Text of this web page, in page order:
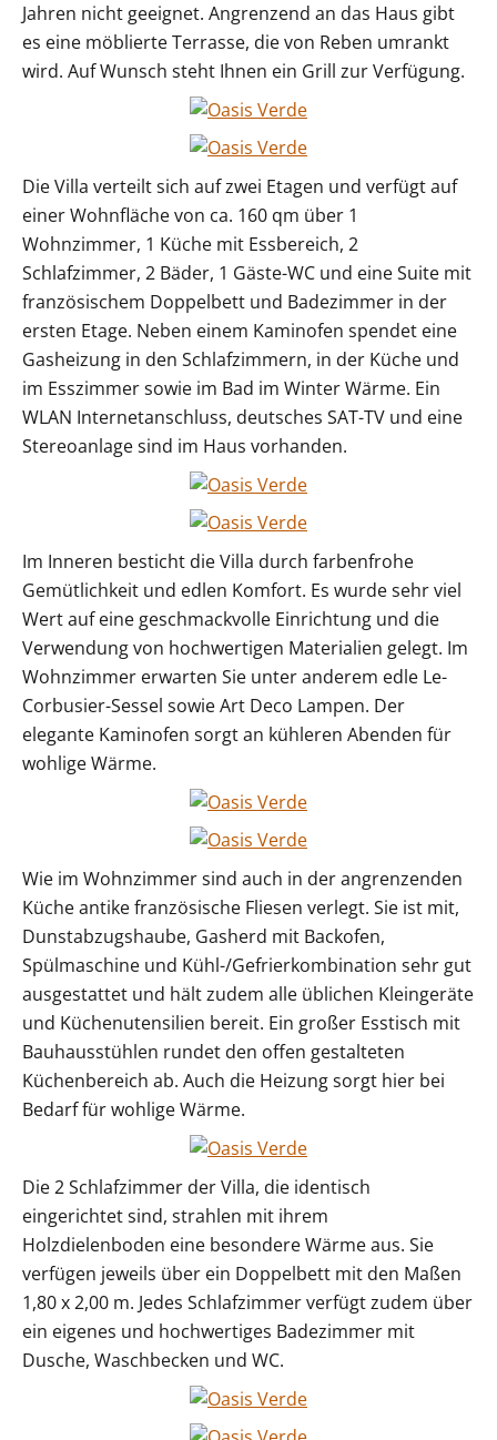
Jahren nicht geeignet. Angrenzend an das Haus gibt
es eine möblierte Terrasse, die von Reben umrankt
wird. Auf Wunsch steht Ihnen ein Grill zur Verfügung.
Die Villa verteilt sich auf zwei Etagen und verfügt auf
einer Wohnfläche von ca. 160 qm über 1
Wohnzimmer, 1 Küche mit Essbereich, 2
Schlafzimmer, 2 Bäder, 1 Gäste-WC und eine Suite mit
französischem Doppelbett und Badezimmer in der
ersten Etage. Neben einem Kaminofen spendet eine
Gasheizung in den Schlafzimmern, in der Küche und
im Esszimmer sowie im Bad im Winter Wärme. Ein
WLAN Internetanschluss, deutsches SAT-TV und eine
Stereoanlage sind im Haus vorhanden.
Im Inneren besticht die Villa durch farbenfrohe
Gemütlichkeit und edlen Komfort. Es wurde sehr viel
Wert auf eine geschmackvolle Einrichtung und die
Verwendung von hochwertigen Materialien gelegt. Im
Wohnzimmer erwarten Sie unter anderem edle Le-
Corbusier-Sessel sowie Art Deco Lampen. Der
elegante Kaminofen sorgt an kühleren Abenden für
wohlige Wärme.
Wie im Wohnzimmer sind auch in der angrenzenden
Küche antike französische Fliesen verlegt. Sie ist mit,
Dunstabzugshaube, Gasherd mit Backofen,
Spülmaschine und Kühl-/Gefrierkombination sehr gut
ausgestattet und hält zudem alle üblichen Kleingeräte
und Küchenutensilien bereit. Ein großer Esstisch mit
Bauhausstühlen rundet den offen gestalteten
Küchenbereich ab. Auch die Heizung sorgt hier bei
Bedarf für wohlige Wärme.
Die 2 Schlafzimmer der Villa, die identisch
eingerichtet sind, strahlen mit ihrem
Holzdielenboden eine besondere Wärme aus. Sie
verfügen jeweils über ein Doppelbett mit den Maßen
1,80 x 2,00 m. Jedes Schlafzimmer verfügt zudem über
ein eigenes und hochwertiges Badezimmer mit
Dusche, Waschbecken und WC.